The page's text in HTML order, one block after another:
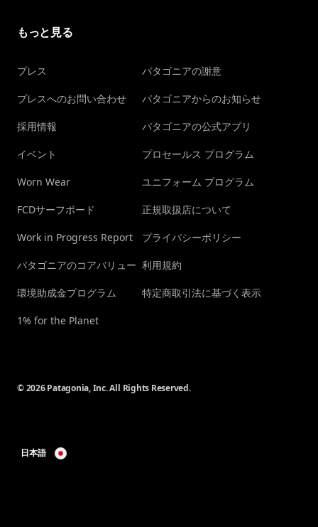
もっと見る
プレス
プレスへのお問い合わせ
採用情報
イベント
Worn Wear
FCDサーフボード
Work in Progress Report
パタゴニアのコアバリュー
環境助成金プログラム
1% for the Planet
パタゴニアの謝意
パタゴニアからのお知らせ
パタゴニアの公式アプリ
プロセールス プログラム
ユニフォーム プログラム
正規取扱店について
プライバシーポリシー
利用規約
特定商取引法に基づく表示
© 2026 Patagonia, Inc. All Rights Reserved.
日本語